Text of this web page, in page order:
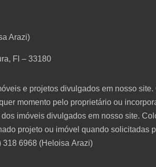
Arazi)
Fl – 33180
e projetos divulgados em nosso
momento pelo proprietário ou
imóveis divulgados em nosso site.
projeto ou imóvel quando solicitadas
318 6968 (Heloisa Arazi)